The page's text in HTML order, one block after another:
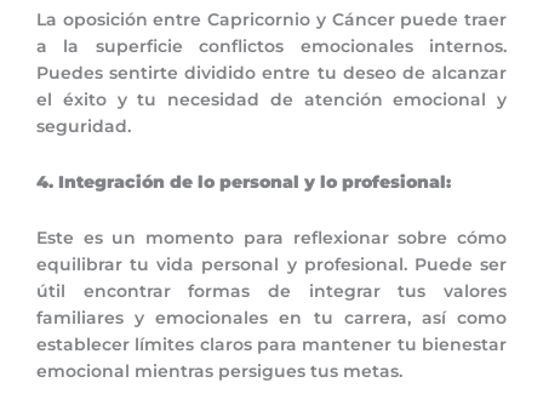
La oposición entre Capricornio y Cáncer puede traer
a la superficie conflictos emocionales internos.
Puedes sentirte dividido entre tu deseo de alcanzar
el éxito y tu necesidad de atención emocional y
seguridad.
4. Integración de lo personal y lo profesional:
Este es un momento para reflexionar sobre cómo
equilibrar tu vida personal y profesional. Puede ser
útil encontrar formas de integrar tus valores
familiares y emocionales en tu carrera, así como
establecer límites claros para mantener tu bienestar
emocional mientras persigues tus metas.